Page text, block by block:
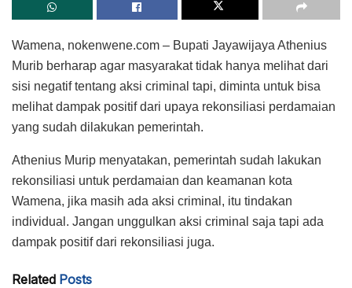
Wamena, nokenwene.com – Bupati Jayawijaya Athenius
Murib berharap agar masyarakat tidak hanya melihat dari
sisi negatif tentang aksi criminal tapi, diminta untuk bisa
melihat dampak positif dari upaya rekonsiliasi perdamaian
yang sudah dilakukan pemerintah.
Athenius Murip menyatakan, pemerintah sudah lakukan
rekonsiliasi untuk perdamaian dan keamanan kota
Wamena, jika masih ada aksi criminal, itu tindakan
individual. Jangan unggulkan aksi criminal saja tapi ada
dampak positif dari rekonsiliasi juga.
Related Posts